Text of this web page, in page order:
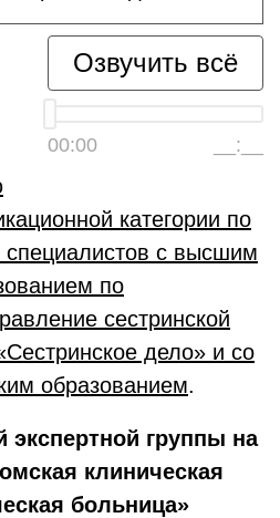
Озвучить всё
00:00 __:__
категории по
специалистов с высшим
по
сестринской
дело» и со
образованием.
экспертной группы на
клиническая
больница»